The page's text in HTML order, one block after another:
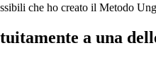
che ho creato il Metodo
a una